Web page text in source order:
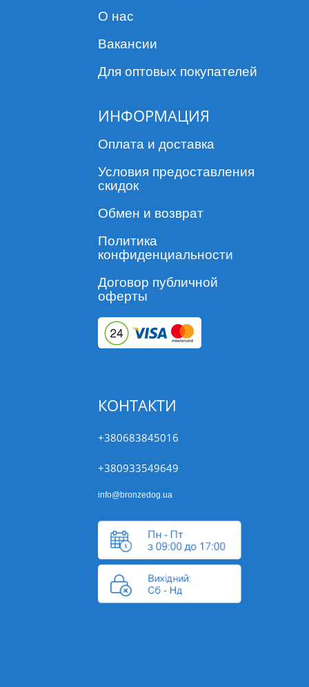
О нас
Вакансии
Для оптовых покупателей
ИНФОРМАЦИЯ
Оплата и доставка
Условия предоставления
скидок
Обмен и возврат
Политика
конфиденциальности
Договор публичной
оферты
КОНТАКТИ
+380683845016
+380933549649
info@bronzedog.ua